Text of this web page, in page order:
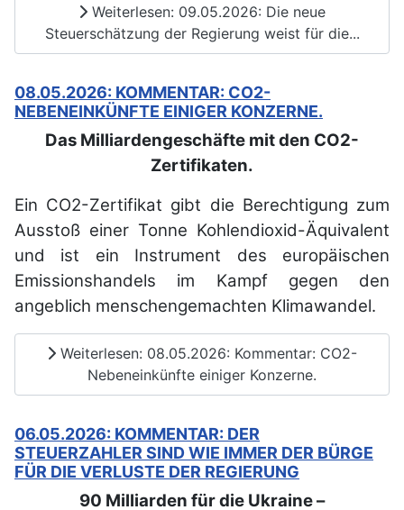
Weiterlesen: 09.05.2026: Die neue
Steuerschätzung der Regierung weist für die...
08.05.2026: KOMMENTAR: CO2-
NEBENEINKÜNFTE EINIGER KONZERNE.
Das Milliardengeschäfte mit den CO2-
Zertifikaten.
Ein CO2-Zertifikat gibt die Berechtigung zum
Ausstoß einer Tonne Kohlendioxid-Äquivalent
und ist ein Instrument des europäischen
Emissionshandels im Kampf gegen den
angeblich menschengemachten Klimawandel.
Weiterlesen: 08.05.2026: Kommentar: CO2-
Nebeneinkünfte einiger Konzerne.
06.05.2026: KOMMENTAR: DER
STEUERZAHLER SIND WIE IMMER DER BÜRGE
FÜR DIE VERLUSTE DER REGIERUNG
90 Milliarden für die Ukraine –